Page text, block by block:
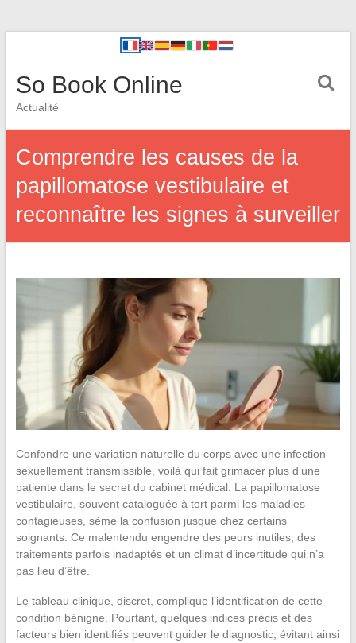
So Book Online
Actualité
Comprendre les causes de la
papillomatose vestibulaire et
reconnaître les signes à surveiller
Confondre une variation naturelle du corps avec une infection
sexuellement transmissible, voilà qui fait grimacer plus d’une
patiente dans le secret du cabinet médical. La papillomatose
vestibulaire, souvent cataloguée à tort parmi les maladies
contagieuses, sème la confusion jusque chez certains
soignants. Ce malentendu engendre des peurs inutiles, des
traitements parfois inadaptés et un climat d’incertitude qui n’a
pas lieu d’être.
Le tableau clinique, discret, complique l’identification de cette
condition bénigne. Pourtant, quelques indices précis et des
facteurs bien identifiés peuvent guider le diagnostic, évitant ainsi